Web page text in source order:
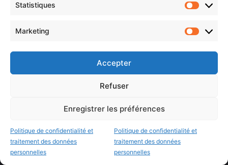
Statistiques
Marketing
Accepter
Refuser
Enregistrer les préférences
Politique de confidentialité et
traitement des données
personnelles
Politique de confidentialité et
traitement des données
personnelles
votre
e-
Festival Constellations Metz
Metz Plage